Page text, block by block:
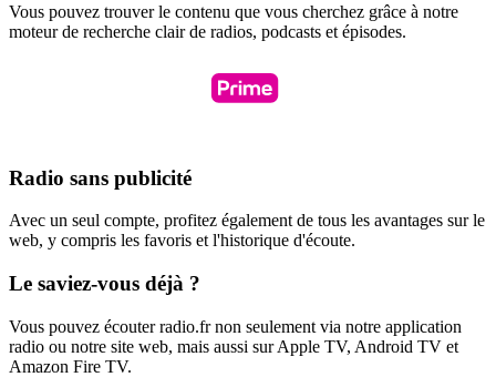
Vous pouvez trouver le contenu que vous cherchez grâce à notre
moteur de recherche clair de radios, podcasts et épisodes.
Radio sans publicité
Avec un seul compte, profitez également de tous les avantages sur le
web, y compris les favoris et l'historique d'écoute.
Le saviez-vous déjà ?
Vous pouvez écouter radio.fr non seulement via notre application
radio ou notre site web, mais aussi sur Apple TV, Android TV et
Amazon Fire TV.